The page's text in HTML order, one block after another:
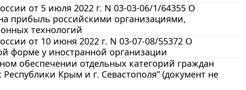
от 5 июля 2022 г. N 03-03-06/1/64355 О
прибыль российскими организациями,
технологий
от 10 июня 2022 г. N 03-07-08/55372 О
форме у иностранной организации
обеспечении отдельных категорий граждан
Крым и г. Севастополя” (документ не